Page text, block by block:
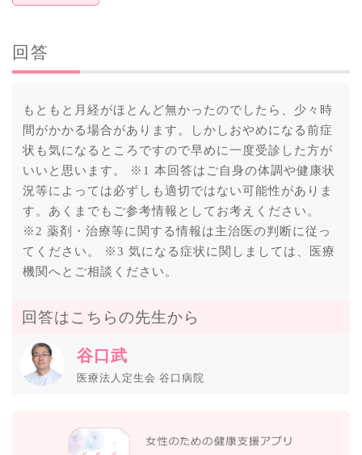
回答
もともと月経がほとんど無かったのでしたら、少々時
間がかかる場合があります。しかしおやめになる前症
状も気になるところですので早めに一度受診した方が
いいと思います。 ※1 本回答はご自身の体調や健康状
況等によっては必ずしも適切ではない可能性がありま
す。あくまでもご参考情報としてお考えください。
※2 薬剤・治療等に関する情報は主治医の判断に従っ
てください。 ※3 気になる症状に関しましては、医療
機関へとご相談ください。
回答はこちらの先生から
谷口武
医療法人定生会 谷口病院